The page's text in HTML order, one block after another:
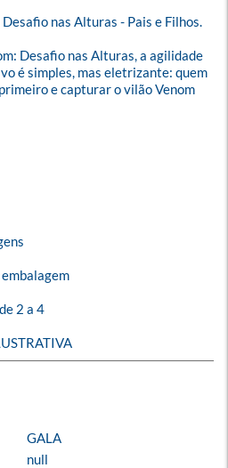
nas Alturas - Pais e Filhos.
Desafio nas Alturas, a agilidade
é simples, mas eletrizante: quem
e capturar o vilão Venom
2 a 4
GALA
null